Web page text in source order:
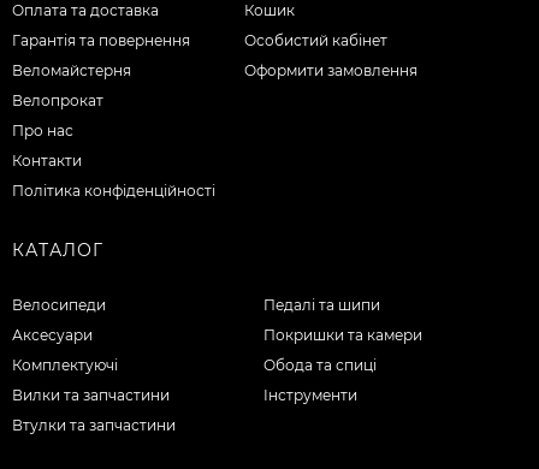
Оплата та доставка
Гарантія та повернення
Веломайстерня
Велопрокат
Про нас
Контакти
Політика конфіденційності
Кошик
Особистий кабінет
Оформити замовлення
КАТАЛОГ
Велосипеди
Аксесуари
Комплектуючі
Вилки та запчастини
Втулки та запчастини
Педалі та шипи
Покришки та камери
Обода та спиці
Інструменти